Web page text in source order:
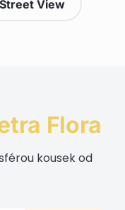
View
Flora
kousek od